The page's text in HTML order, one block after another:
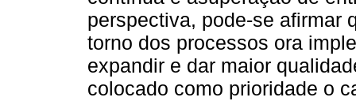
perspectiva, pode-se afirmar
torno dos processos ora
expandir e dar maior
colocado como prioridade o